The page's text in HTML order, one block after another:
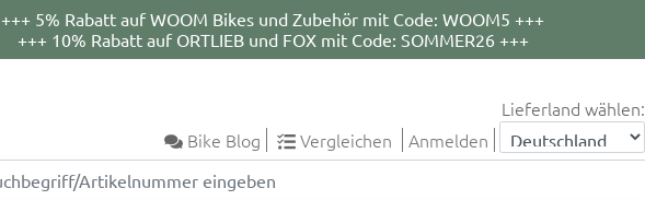
+++ 5% Rabatt auf WOOM Bikes und Zubehör mit Code: WOOM5 +++
+++ 10% Rabatt auf ORTLIEB und FOX mit Code: SOMMER26 +++
Bike Blog Vergleichen Anmelden
Lieferland wählen: